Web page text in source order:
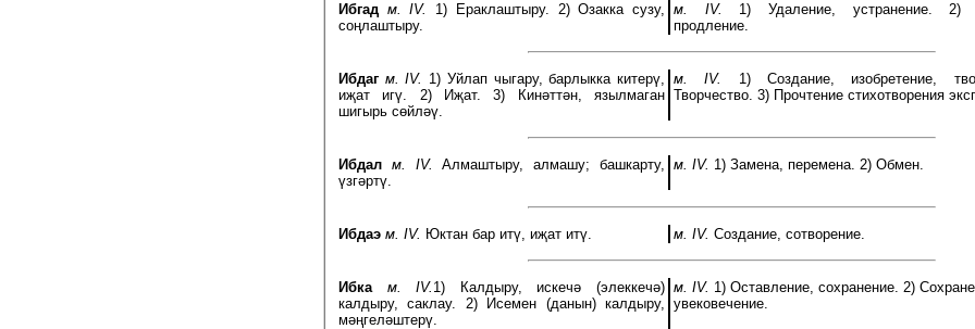
Ибгад м. IV.
1) Ераклаштыру. 2) Озакка сузу,
соңлаштыру.
м. IV.
1) Удаление, устранение. 2)
продление.
Ибдаг м. IV. 1) Уйлап чыгару, барлыкка китерү,
иҗат игү. 2) Иҗат. 3) Кинәттән, язылмаган
шигырь сөйләү.
м. IV.
1) Создание, изобретение,
Творчество. 3) Прочтение стихотворения
Ибдал м. IV.
Алмаштыру, алмашу; башкарту,
үзгәртү.
м. IV. 1) Замена, перемена. 2) Обмен.
Ибдаэ м. IV. Юктан бар итү, иҗат итү. м. IV. Создание, сотворение.
Ибка м. IV. 1) Калдыру, искечә (элеккечә)
калдыру, саклау. 2) Исемен (данын) калдыру,
мәңгеләштерү.
м. IV. 1) Оставление, сохранение. 2)
увековечение.